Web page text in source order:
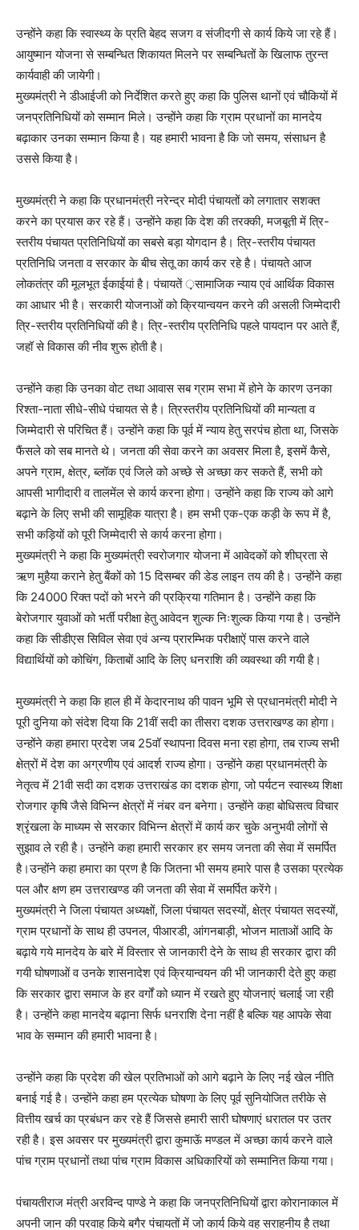
उन्होंने कहा कि स्वास्थ्य के प्रति बेहद सजग व संजीदगी से कार्य किये जा रहे हैं।
आयुष्मान योजना से सम्बन्धित शिकायत मिलने पर सम्बन्धितों के खिलाफ तुरन्त
कार्यवाही की जायेगी।
मुख्यमंत्री ने डीआईजी को निर्देशित करते हुए कहा कि पुलिस थानों एवं चौकियों में
जनप्रतिनिधियों को सम्मान मिले। उन्होंने कहा कि ग्राम प्रधानों का मानदेय
बढ़ाकार उनका सम्मान किया है। यह हमारी भावना है कि जो समय, संसाधन है
उससे किया है।
मुख्यमंत्री ने कहा कि प्रधानमंत्री नरेन्द्र मोदी पंचायतों को लगातार सशक्त
करने का प्रयास कर रहे हैं। उन्होंने कहा कि देश की तरक्की, मजबूती में त्रि-
स्तरीय पंचायत प्रतिनिधियों का सबसे बड़ा योगदान है। त्रि-स्तरीय पंचायत
प्रतिनिधि जनता व सरकार के बीच सेतू का कार्य कर रहे है। पंचायते आज
लोकतंत्र की मूलभूत ईकाईयां है। पंचायतें ़़सामाजिक न्याय एवं आर्थिक विकास
का आधार भी है। सरकारी योजनाओं को क्रियान्वयन करने की असली जिम्मेदारी
त्रि-स्तरीय प्रतिनिधियों की है। त्रि-स्तरीय प्रतिनिधि पहले पायदान पर आते हैं,
जहॉ से विकास की नीव शुरू होती है।
उन्होंने कहा कि उनका वोट तथा आवास सब ग्राम सभा में होने के कारण उनका
रिश्ता-नाता सीधे-सीधे पंचायत से है। त्रिस्तरीय प्रतिनिधियों की मान्यता व
जिम्मेदारी से परिचित हैं। उन्होंने कहा कि पूर्व में न्याय हेतु सरपंच होता था, जिसके
फैंसले को सब मानते थे। जनता की सेवा करने का अवसर मिला है, इसमें कैसे,
अपने ग्राम, क्षेत्र, ब्लॉक एवं जिले को अच्छे से अच्छा कर सकते हैं, सभी को
आपसी भागीदारी व तालमेंल से कार्य करना होगा। उन्होंने कहा कि राज्य को आगे
बढ़ाने के लिए सभी की सामूहिक यात्रा है। हम सभी एक-एक कड़ी के रूप में है,
सभी कड़ियों को पूरी जिम्मेदारी से कार्य करना होगा।
मुख्यमंत्री ने कहा कि मुख्यमंत्री स्वरोजगार योजना में आवेदकों को शीघ्रता से
ऋण मुहैया कराने हेतु बैंकों को 15 दिसम्बर की डेड लाइन तय की है। उन्होंने कहा
कि 24000 रिक्त पदों को भरने की प्रक्रिया गतिमान है। उन्होंने कहा कि
बेरोजगार युवाओं को भर्ती परीक्षा हेतु आवेदन शुल्क निःशुल्क किया गया है। उन्होंने
कहा कि सीडीएस सिविल सेवा एवं अन्य प्रारम्भिक परीक्षाऐं पास करने वाले
विद्यार्थियों को कोचिंग, किताबों आदि के लिए धनराशि की व्यवस्था की गयी है।
मुख्यमंत्री ने कहा कि हाल ही में केदारनाथ की पावन भूमि से प्रधानमंत्री मोदी ने
पूरी दुनिया को संदेश दिया कि 21वीं सदी का तीसरा दशक उत्तराखण्ड का होगा।
उन्होंने कहा हमारा प्रदेश जब 25वॉ स्थापना दिवस मना रहा होगा, तब राज्य सभी
क्षेत्रों में देश का अग्रणीय एवं आदर्श राज्य होगा। उन्होंने कहा प्रधानमंत्री के
नेतृत्व में 21वी सदी का दशक उत्तराखंड का दशक होगा, जो पर्यटन स्वास्थ्य शिक्षा
रोजगार कृषि जैसे विभिन्न क्षेत्रों में नंबर वन बनेगा। उन्होंने कहा बोधिसत्व विचार
श्रृंखला के माध्यम से सरकार विभिन्न क्षेत्रों में कार्य कर चुके अनुभवी लोगों से
सुझाव ले रही है। उन्होंने कहा हमारी सरकार हर समय जनता की सेवा में समर्पित
है।उन्होंने कहा हमारा का प्रण है कि जितना भी समय हमारे पास है उसका प्रत्येक
पल और क्षण हम उत्तराखण्ड की जनता की सेवा में समर्पित करेंगे।
मुख्यमंत्री ने जिला पंचायत अध्यक्षों, जिला पंचायत सदस्यों, क्षेत्र पंचायत सदस्यों,
ग्राम प्रधानों के साथ ही उपनल, पीआरडी, आंगनबाड़ी, भोजन माताओं आदि के
बढ़ाये गये मानदेय के बारे में विस्तार से जानकारी देने के साथ ही सरकार द्वारा की
गयी घोषणाओं व उनके शासनादेश एवं क्रियान्वयन की भी जानकारी देते हुए कहा
कि सरकार द्वारा समाज के हर वर्गों को ध्यान में रखते हुए योजनाएं चलाई जा रही
है। उन्होंने कहा मानदेय बढ़ाना सिर्फ धनराशि देना नहीं है बल्कि यह आपके सेवा
भाव के सम्मान की हमारी भावना है।
उन्होंने कहा कि प्रदेश की खेल प्रतिभाओं को आगे बढ़ाने के लिए नई खेल नीति
बनाई गई है। उन्होंने कहा हम प्रत्येक घोषणा के लिए पूर्व सुनियोजित तरीके से
वित्तीय खर्च का प्रबंधन कर रहे हैं जिससे हमारी सारी घोषणाएं धरातल पर उतर
रही है। इस अवसर पर मुख्यमंत्री द्वारा कुमाऊॅ मण्डल में अच्छा कार्य करने वाले
पांच ग्राम प्रधानों तथा पांच ग्राम विकास अधिकारियों को सम्मानित किया गया।
पंचायतीराज मंत्री अरविन्द पाण्डे ने कहा कि जनप्रतिनिधियों द्वारा कोरानाकाल में
अपनी जान की परवाह किये बगैर पंचायतों में जो कार्य किये वह सराहनीय है तथा